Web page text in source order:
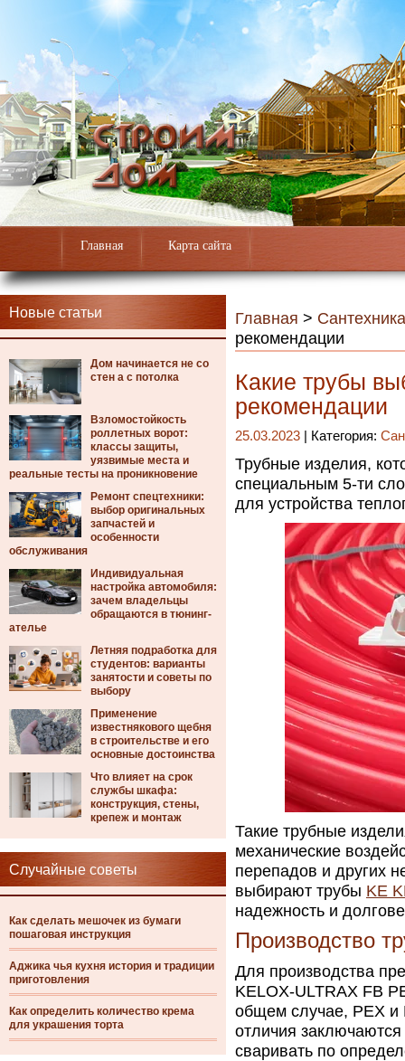
Главная Карта сайта
Новые статьи
Дом начинается не со
стен а с потолка
Взломостойкость
роллетных ворот:
классы защиты,
уязвимые места и
реальные тесты на проникновение
Ремонт спецтехники:
выбор оригинальных
запчастей и
особенности
обслуживания
Индивидуальная
настройка автомобиля:
зачем владельцы
обращаются в тюнинг-
ателье
Летняя подработка для
студентов: варианты
занятости и советы по
выбору
Применение
известнякового щебня
в строительстве и его
основные достоинства
Что влияет на срок
службы шкафа:
конструкция, стены,
крепеж и монтаж
Случайные советы
Как сделать мешочек из бумаги
пошаговая инструкция
Аджика чья кухня история и традиции
приготовления
Как определить количество крема
для украшения торта
Главная > Сантехника
рекомендации
Какие трубы
рекомендации
25.03.2023 | Категория:
Трубные изделия,
специальным 5-ти
для устройства
Такие трубные
механические
перепадов и других
выбирают трубы KE
надежность и
Производство
Для производства
KELOX-ULTRAX FB
общем случае, PEX и
отличия заключаются
сваривать по